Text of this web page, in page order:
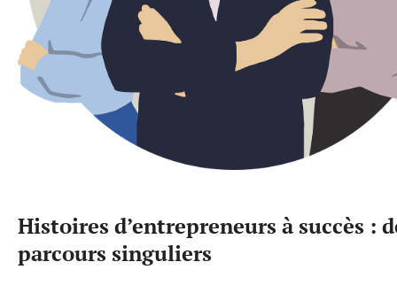
Histoires d’entrepreneurs à succès :
parcours singuliers